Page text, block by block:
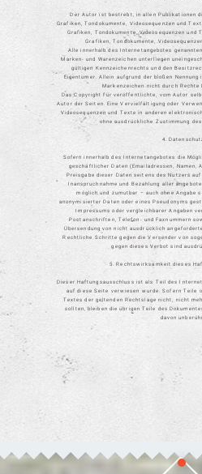
Der Autor ist bestrebt, in allen Publikationen
Grafiken, Tondokumente, Videosequenzen und
Grafiken, Tondokumente, Videosequenzen und
Grafiken, Tondokumente,
Alle innerhalb des Internetangebotes
Marken- und Warenzeichen unterliegen
gültigen Kennzeichenrechts und den
Eigentümer. Allein aufgrund der bloßen
Markenzeichen nicht durch
Das Copyright für veröffentlichte, vom Autor
Autor der Seiten. Eine Vervielfältigung oder
Videosequenzen und Texte in anderen
ohne ausdrückliche Zustimmung
4.
Sofern innerhalb des Internetangebotes die
geschäftlicher Daten (Emailadressen,
Preisgabe dieser Daten seitens des Nutzers
Inanspruchnahme und Bezahlung aller
möglich und zumutbar – auch ohne Angabe
anonymisierter Daten oder eines Pseudonyms
Impressums oder vergleichbarer Angaben
Postanschriften, Telefon- und Faxnummern
Übersendung von nicht ausdrücklich
Rechtliche Schritte gegen die Versender von
gegen dieses Verbot sind
5. Rechtswirksamkeit dieses
Dieser Haftungsausschluss ist als Teil des
auf diese Seite verwiesen wurde. Sofern Teile
Textes der geltenden Rechtslage nicht, nicht
sollten, bleiben die übrigen Teile des
davon